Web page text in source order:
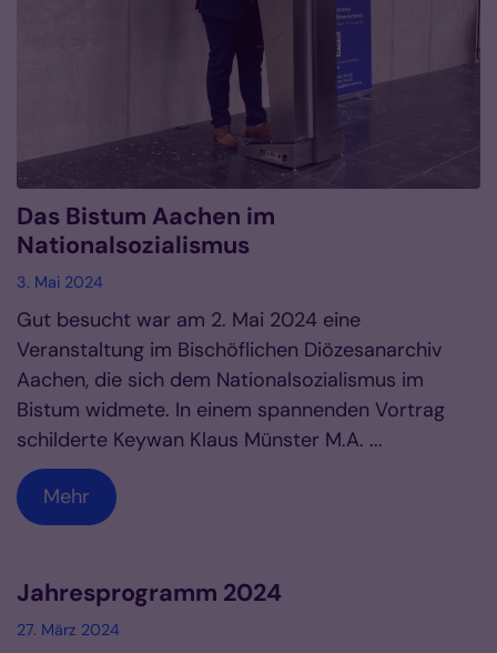
Das Bistum Aachen im
Nationalsozialismus
3. Mai 2024
Gut besucht war am 2. Mai 2024 eine
Veranstaltung im Bischöflichen Diözesanarchiv
Aachen, die sich dem Nationalsozialismus im
Bistum widmete. In einem spannenden Vortrag
schilderte Keywan Klaus Münster M.A. ...
Mehr
Jahresprogramm 2024
27. März 2024